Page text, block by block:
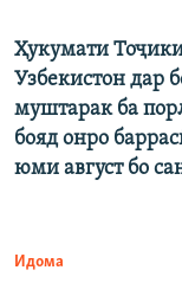
Ҳукумати
Узбекистон дар
муштарак ба
бояд онро
юми август бо
Идома